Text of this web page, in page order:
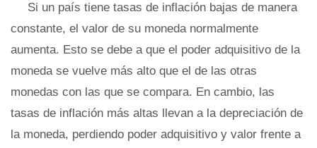
Si un país tiene tasas de inflación bajas de manera
constante, el valor de su moneda normalmente
aumenta. Esto se debe a que el poder adquisitivo de la
moneda se vuelve más alto que el de las otras
monedas con las que se compara. En cambio, las
tasas de inflación más altas llevan a la depreciación de
la moneda, perdiendo poder adquisitivo y valor frente a